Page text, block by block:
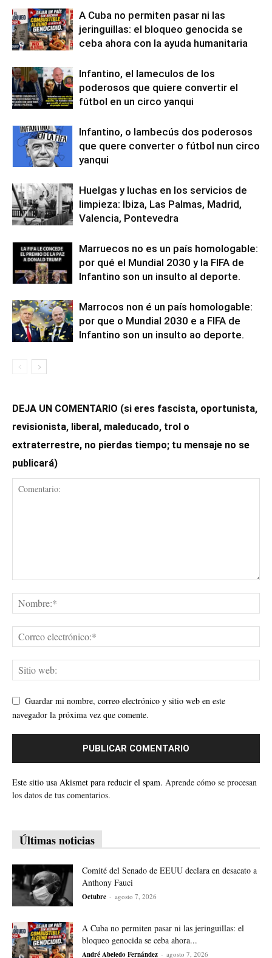
A Cuba no permiten pasar ni las
jeringuillas: el bloqueo genocida se
ceba ahora con la ayuda humanitaria
Infantino, el lameculos de los
poderosos que quiere convertir el
fútbol en un circo yanqui
Infantino, o lambecús dos poderosos
que quere converter o fútbol nun circo
yanqui
Huelgas y luchas en los servicios de
limpieza: Ibiza, Las Palmas, Madrid,
Valencia, Pontevedra
Marruecos no es un país homologable:
por qué el Mundial 2030 y la FIFA de
Infantino son un insulto al deporte.
Marrocos non é un país homologable:
por que o Mundial 2030 e a FIFA de
Infantino son un insulto ao deporte.
DEJA UN COMENTARIO (si eres fascista, oportunista,
revisionista, liberal, maleducado, trol o
extraterrestre, no pierdas tiempo; tu mensaje no se
publicará)
Guardar mi nombre, correo electrónico y sitio web en este
navegador la próxima vez que comente.
Este sitio usa Akismet para reducir el spam. Aprende cómo se procesan
los datos de tus comentarios.
Últimas noticias
Comité del Senado de EEUU declara en desacato a
Anthony Fauci
Octubre - agosto 7, 2026
A Cuba no permiten pasar ni las jeringuillas: el
bloqueo genocida se ceba ahora...
André Abeledo Fernández - agosto 7, 2026